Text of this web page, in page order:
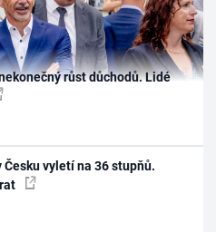
růst důchodů. Lidé
vyletí na 36 stupňů.